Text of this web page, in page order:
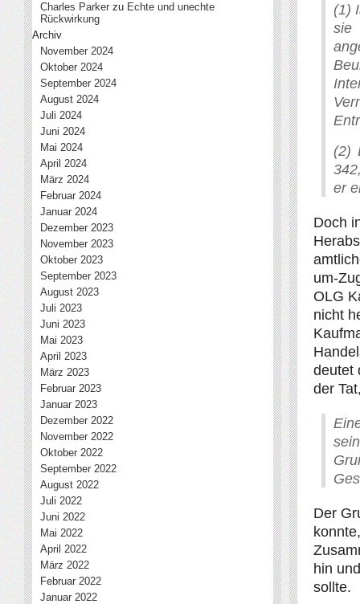
(1)
sie
(2)
er
Doch
um-
OLG
nicht
deutet
der
Der
hin
sollte.
Charles Parker zu Echte und unechte
Rückwirkung
Archiv
November 2024
Oktober 2024
September 2024
August 2024
Juli 2024
Juni 2024
Mai 2024
April 2024
März 2024
Februar 2024
Januar 2024
Dezember 2023
November 2023
Oktober 2023
September 2023
August 2023
Juli 2023
Juni 2023
Mai 2023
April 2023
März 2023
Februar 2023
Januar 2023
Dezember 2022
November 2022
Oktober 2022
September 2022
August 2022
Juli 2022
Juni 2022
Mai 2022
April 2022
März 2022
Februar 2022
Januar 2022